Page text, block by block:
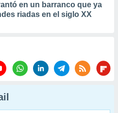
en un barranco que ya
riadas en el siglo XX